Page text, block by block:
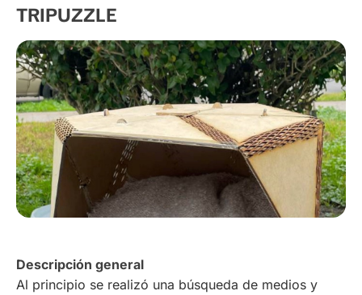
TRIPUZZLE
Descripción general
Al principio se realizó una búsqueda de medios y